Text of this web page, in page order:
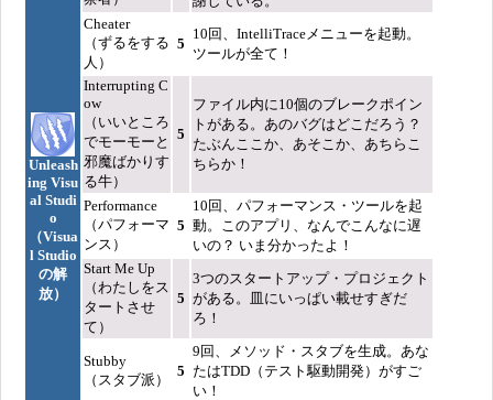
Unleash
ing Visu
al Studi
o
（Visua
l Studio
の解
放）
Cheater
（ずるをする
人）
5
10回、IntelliTraceメニューを起動。
ツールが全て！
Interrupting C
ow
（いいところ
でモーモーと
邪魔ばかりす
る牛）
5
ファイル内に10個のブレークポイン
トがある。あのバグはどこだろう？
たぶんここか、あそこか、あちらこ
ちらか！
Performance
（パフォーマ
ンス）
5
10回、パフォーマンス・ツールを起
動。このアプリ、なんでこんなに遅
いの？ いま分かったよ！
Start Me Up
（わたしをス
タートさせ
て）
5
3つのスタートアップ・プロジェクト
がある。皿にいっぱい載せすぎだ
ろ！
Stubby
（スタブ派）
5
9回、メソッド・スタブを生成。あな
たはTDD（テスト駆動開発）がすご
い！